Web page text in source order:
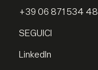
+39 06 871 534 48
SEGUICI
LinkedIn